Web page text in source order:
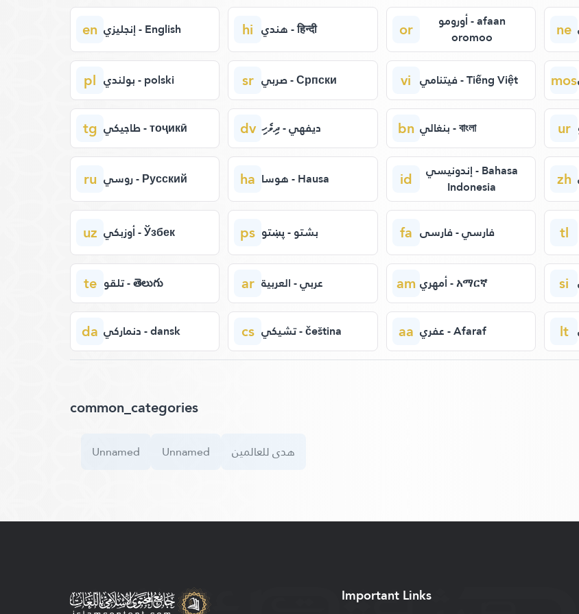
en إنجليزي - English hi هندي - हिन्दी or
أورومو - afaan
oromoo
ne
pl بولندي - polski sr صربي - Српски vi فيتنامي - Tiếng Việt mos
tg طاجيكي - тоҷикӣ dv ديفهي - ދިވެހި bn بنغالي - বাংলা ur
ru روسي - Русский ha هوسا - Hausa id
إندونيسي - Bahasa
Indonesia
zh
uz أوزبكي - Ўзбек ps بشتو - پښتو fa فارسي - فارسی tl
te تلقو - తెలుగు ar عربي - العربية am أمهري - አማርኛ si
da دنماركي - dansk cs تشيكي - čeština aa عفري - Afaraf lt
common_categories
Unnamed Unnamed هدى للعالمين
Important Links